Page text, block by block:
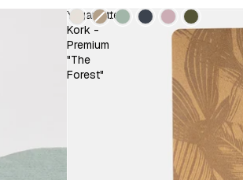
Kleur
Yogamatte
Kork -
Premium
"The
Forest"